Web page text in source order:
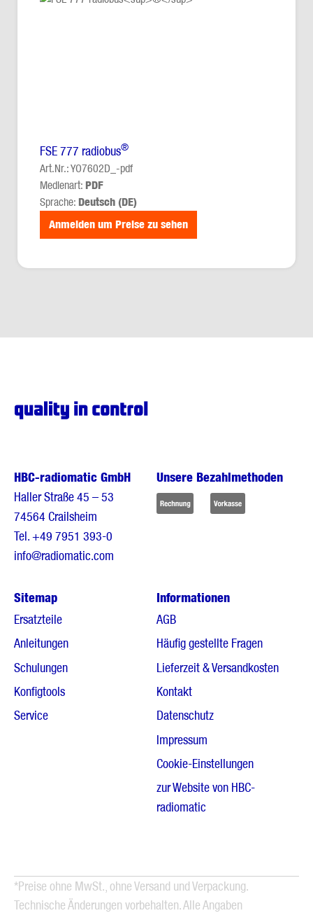
FSE 777 radiobus®
Art.Nr.: YO7602D_-pdf
Medienart: PDF
Sprache: Deutsch (DE)
Anmelden um Preise zu sehen
HBC-radiomatic GmbH
Haller Straße 45 – 53
74564 Crailsheim
Tel.+49 7951 393-0
info@radiomatic.com
Unsere Bezahlmethoden
Sitemap
Ersatzteile
Anleitungen
Schulungen
Konfigtools
Service
Informationen
AGB
Häufig gestellte Fragen
Lieferzeit & Versandkosten
Kontakt
Datenschutz
Impressum
Cookie-Einstellungen
zur Website von HBC-
radiomatic
*Preise ohne MwSt., ohne Versand und Verpackung.
Technische Änderungen vorbehalten. Alle Angaben